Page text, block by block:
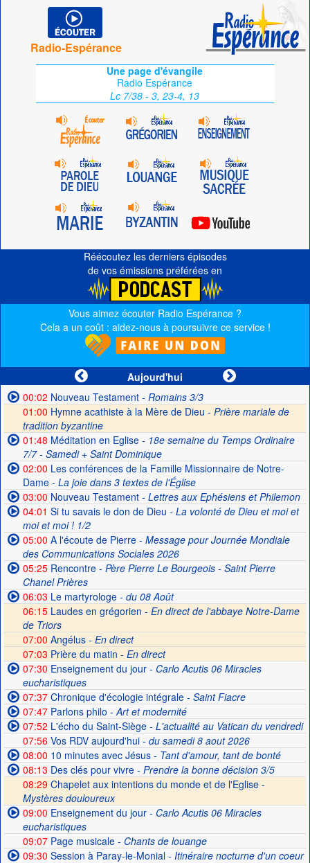
Radio-Espérance
Une page d'évangile
Radio Espérance
Lc 7/38 - 3, 23-4, 13
Réécoutez les derniers épisodes
de vos émissions préférées en
Vous aimez écouter Radio Espérance ?
Cela a un coût : aidez-nous à poursuivre ce service !
Aujourd'hui
00:02 Nouveau Testament- Romains 3/3
01:00 Hymne acathiste à la Mère de Dieu - Prière mariale de
tradition byzantine
01:48 Méditation en Eglise- 18e semaine du Temps Ordinaire
7/7 - Samedi + Saint Dominique
02:00 Les conférences de la Famille Missionnaire de Notre-
Dame- La joie dans 3 textes de l'Église
03:00 Nouveau Testament- Lettres aux Ephésiens et Philemon
04:01 Si tu savais le don de Dieu - La volonté de Dieu et moi et
moi et moi ! 1/2
05:00 A l'écoute de Pierre- Message pour Journée Mondiale
des Communications Sociales 2026
05:25Rencontre- Père Pierre Le Bourgeois - Saint Pierre
Chanel Prières
06:03 Le martyrologe- du 08 Août
06:15Laudes en grégorien - En direct de l'abbaye Notre-Dame
de Triors
07:00 Angélus - En direct
07:03 Prière du matin - En direct
07:30 Enseignement du jour- Carlo Acutis 06 Miracles
eucharistiques
07:37Chronique d'écologie intégrale- Saint Fiacre
07:47Parlons philo - Art et modernité
07:52 L'écho du Saint-Siège- L'actualité au Vatican du vendredi
07:56Vos RDV aujourd'hui- du samedi 8 aout 2026
08:00 10 minutes avec Jésus- Tant d'amour, tant de bonté
08:13 Des clés pour vivre- Prendre la bonne décision 3/5
08:29 Chapelet aux intentions du monde et de l'Eglise -
Mystères douloureux
09:00 Enseignement du jour- Carlo Acutis 06 Miracles
eucharistiques
09:07Page musicale- Chants de louange
09:30 Session à Paray-le-Monial- Itinéraire nocturne d'un coeur